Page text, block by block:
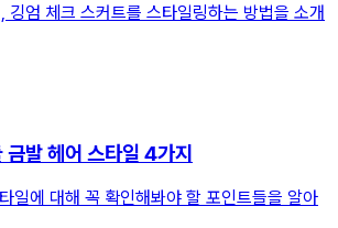
깅엄 체크 스커트를 스타일링하는 방법을 소개
발 헤어 스타일 4가지
일에 대해 꼭 확인해봐야 할 포인트들을 알아